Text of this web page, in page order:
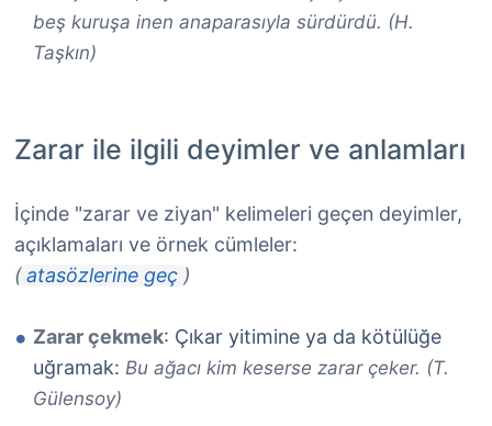
beş kuruşa inen anaparasıyla sürdürdü. (H.
Taşkın)
Zarar ile ilgili deyimler ve anlamları
İçinde "zarar ve ziyan" kelimeleri geçen deyimler,
açıklamaları ve örnek cümleler:
(atasözlerine geç )
Zarar çekmek: Çıkar yitimine ya da kötülüğe
uğramak: Bu ağacı kim keserse zarar çeker. (T.
Gülensoy)